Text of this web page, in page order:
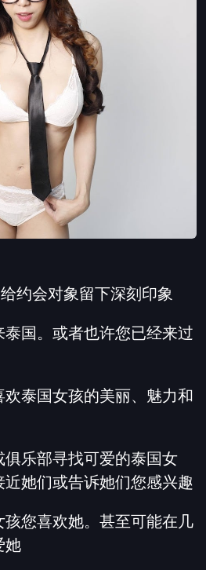
约会对象留下深刻印象
国。或者也许您已经来过
泰国女孩的美丽、魅力和
乐部寻找可爱的泰国女
她们或告诉她们您感兴趣
您喜欢她。甚至可能在几
她